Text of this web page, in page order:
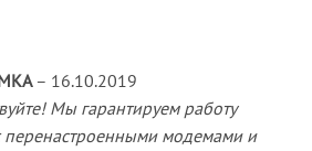
– 16.10.2019
Мы гарантируем работу
перенастроенными модемами и